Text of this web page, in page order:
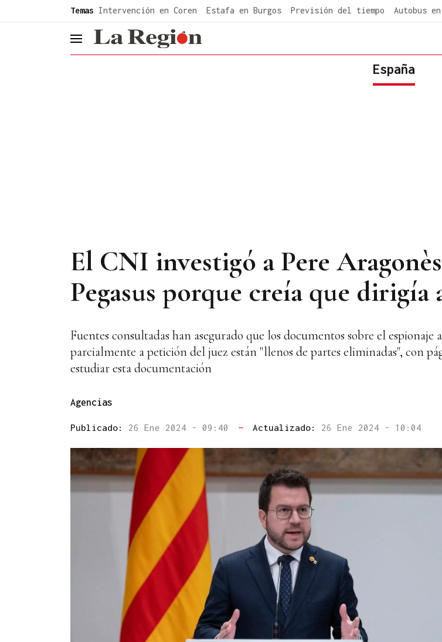
Temas Intervención en Coren Estafa en Burgos Previsión del tiempo Autobus
header.menu.open
España
El CNI investigó a Pere
Pegasus porque creía que dirigía
Fuentes consultadas han asegurado que los documentos sobre el
parcialmente a petición del juez están "llenos de partes eliminadas", con
estudiar esta documentación
Agencias
Publicado: 26 Ene 2024 - 09:40 — Actualizado: 26 Ene 2024 - 10:04